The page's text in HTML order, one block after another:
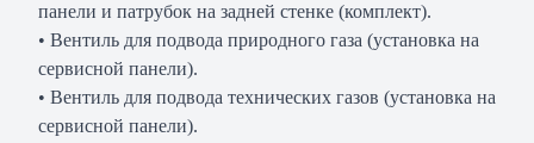
панели и патрубок на задней стенке (комплект).
• Вентиль для подвода природного газа (установка на
сервисной панели).
• Вентиль для подвода технических газов (установка на
сервисной панели).